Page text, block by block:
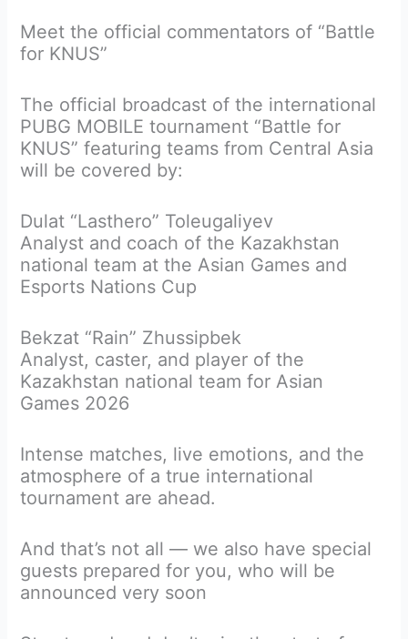
Meet the official commentators of “Battle
for KNUS”
The official broadcast of the international
PUBG MOBILE tournament “Battle for
KNUS” featuring teams from Central Asia
will be covered by:
Dulat “Lasthero” Toleugaliyev
Analyst and coach of the Kazakhstan
national team at the Asian Games and
Esports Nations Cup
Bekzat “Rain” Zhussipbek
Analyst, caster, and player of the
Kazakhstan national team for Asian
Games 2026
Intense matches, live emotions, and the
atmosphere of a true international
tournament are ahead.
And that’s not all — we also have special
guests prepared for you, who will be
announced very soon